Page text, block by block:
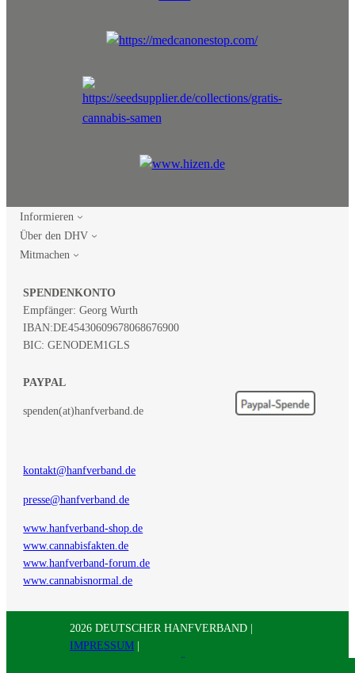
Informieren
Über den DHV
Mitmachen
SPENDENKONTO
Empfänger: Georg Wurth
IBAN:DE45430609678068676900
BIC: GENODEM1GLS
PAYPAL
spenden(at)hanfverband.de
kontakt@hanfverband.de
presse@hanfverband.de
www.hanfverband-shop.de
www.cannabisfakten.de
www.hanfverband-forum.de
www.cannabisnormal.de
2026 DEUTSCHER HANFVERBAND |
IMPRESSUM |